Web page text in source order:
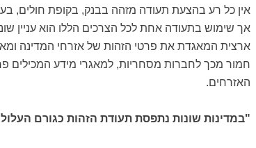
אין כל רע בהצעת תעודה מזהה בבנק, בקופת חולים,
אך שימוש בתעודה אחת לכל הצרכים הללו הוא עניין
ארצית המאגדת את פרטי הזהות של אזרחי המדינה
חמור מכך לחברות מסחריות, למאגרי מידע המכילים
האזרחים.
"במדינות שונות נתפסת תעודת הזהות כגורם העלול